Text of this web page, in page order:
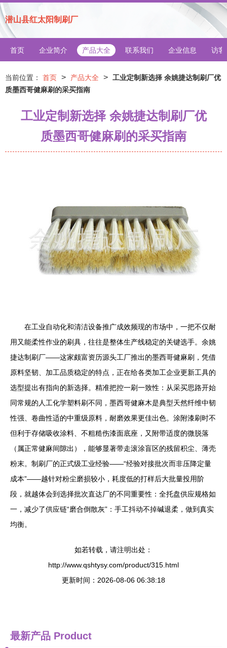
潜山县红太阳制刷厂
首页 企业简介 产品大全 联系我们 企业信息 访客
当前位置： 首页 > 产品大全 > 工业定制新选择 余姚捷达制刷厂优
质墨西哥健麻刷的采买指南
工业定制新选择 余姚捷达制刷厂优
质墨西哥健麻刷的采买指南
在工业自动化和清洁设备推广成效频现的市场中，一把不仅耐
用又能柔性作业的刷具，往往是整体生产线稳定的关键选手。余姚
捷达制刷厂——这家颇富资历源头工厂推出的墨西哥健麻刷，凭借
原料坚韧、加工品质稳定的特点，正在给各类加工企业更新工具的
选型提出有指向的新选择。精准把控一刷一致性：从采买思路开始
同常规的人工化学塑料刷不同，墨西哥健麻木是典型天然纤维中韧
性强、卷曲性适的中重级原料，耐磨效果更佳出色。涂附漆刷时不
但利于存储吸收涂料、不粗糙伤漆面底座，又附带适度的微脱落
（属正常健麻间隙出），能够显著带走滚涂盲区的残留积尘、薄壳
粉末。制刷厂的正式级工业经验——“经验对接批次而非压降定量
成本”——越针对粉尘磨损较小，耗度低的打样后大批量投用阶
段，就越体会到选择批次直达厂的不同重要性：全托盘供应规格如
一，减少了供应链“磨合倒散灰”：手工抖动不掉碱退柔，做到真实
均衡。
如若转载，请注明出处：
http://www.qshtysy.com/product/315.html
更新时间：2026-08-06 06:38:18
最新产品 Product